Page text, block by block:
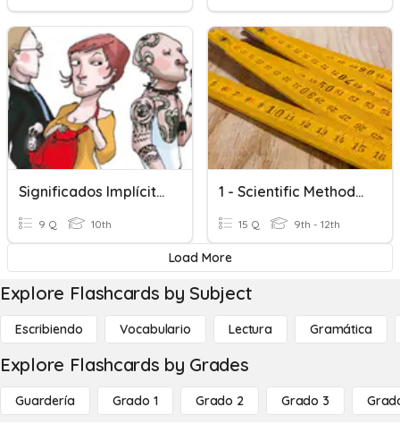
Significados Implícitos
9 Q 10th
1 - Scientific Methods | Significant Figures
15 Q 9th - 12th
Load More
Explore Flashcards by Subject
Escribiendo Vocabulario Lectura Gramática
Explore Flashcards by Grades
Guardería Grado 1 Grado 2 Grado 3